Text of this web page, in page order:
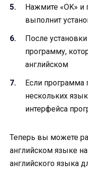
Нажмите «OK» и
выполнит
После
программу,
английском
Если программа
нескольких
интерфейса
Теперь вы можете
английском языке
английского языка